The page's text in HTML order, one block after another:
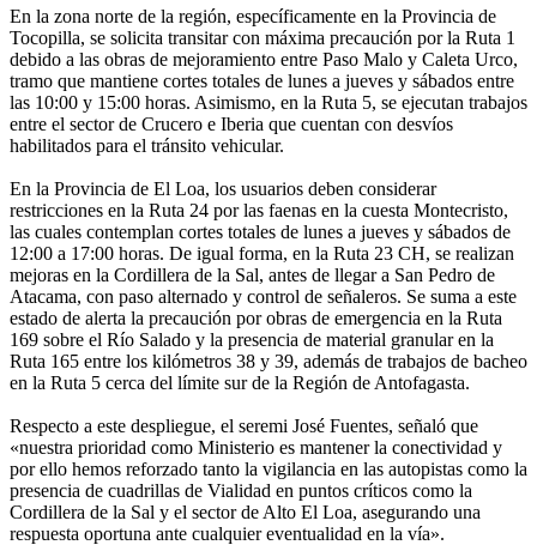
En la zona norte de la región, específicamente en la Provincia de
Tocopilla, se solicita transitar con máxima precaución por la Ruta 1
debido a las obras de mejoramiento entre Paso Malo y Caleta Urco,
tramo que mantiene cortes totales de lunes a jueves y sábados entre
las 10:00 y 15:00 horas. Asimismo, en la Ruta 5, se ejecutan trabajos
entre el sector de Crucero e Iberia que cuentan con desvíos
habilitados para el tránsito vehicular.
En la Provincia de El Loa, los usuarios deben considerar
restricciones en la Ruta 24 por las faenas en la cuesta Montecristo,
las cuales contemplan cortes totales de lunes a jueves y sábados de
12:00 a 17:00 horas. De igual forma, en la Ruta 23 CH, se realizan
mejoras en la Cordillera de la Sal, antes de llegar a San Pedro de
Atacama, con paso alternado y control de señaleros. Se suma a este
estado de alerta la precaución por obras de emergencia en la Ruta
169 sobre el Río Salado y la presencia de material granular en la
Ruta 165 entre los kilómetros 38 y 39, además de trabajos de bacheo
en la Ruta 5 cerca del límite sur de la Región de Antofagasta.
Respecto a este despliegue, el seremi José Fuentes, señaló que
«nuestra prioridad como Ministerio es mantener la conectividad y
por ello hemos reforzado tanto la vigilancia en las autopistas como la
presencia de cuadrillas de Vialidad en puntos críticos como la
Cordillera de la Sal y el sector de Alto El Loa, asegurando una
respuesta oportuna ante cualquier eventualidad en la vía».